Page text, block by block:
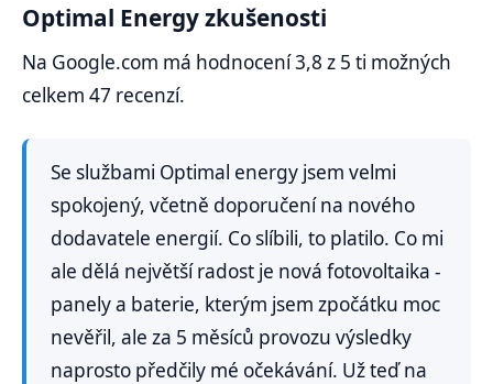
Optimal Energy zkušenosti
Na Google.com má hodnocení 3,8 z 5 ti možných
celkem 47 recenzí.
Se službami Optimal energy jsem velmi
spokojený, včetně doporučení na nového
dodavatele energií. Co slíbili, to platilo. Co mi
ale dělá největší radost je nová fotovoltaika -
panely a baterie, kterým jsem zpočátku moc
nevěřil, ale za 5 měsíců provozu výsledky
naprosto předčily mé očekávání. Už teď na